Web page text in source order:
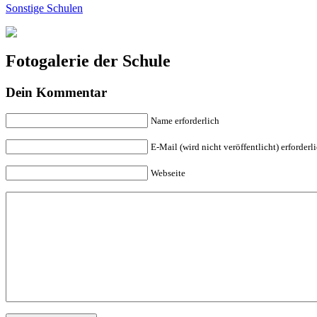
Sonstige Schulen
Fotogalerie der Schule
Dein Kommentar
Name erforderlich
E-Mail (wird nicht veröffentlicht)
Webseite